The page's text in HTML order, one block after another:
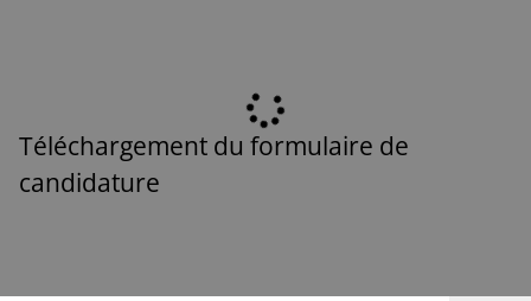
Téléchargement du formulaire de
candidature